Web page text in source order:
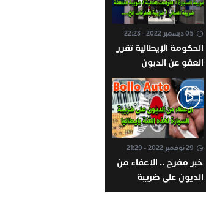
05 ديسمبر 2022 - 22:23
الحكومة الإيطالية تقرر
العفو عن الديون
القديمة للمواطنين /
ضريبة السيارة /
الغرامات المالية / ضريبة
النظافة / ضريبةالمباني /
الغرامات المالية
29 نوفمبر 2022 - 21:29
خبر مفرح .. الاعفاء من
الديون على ضريبة
السيارة لهذه الفئة